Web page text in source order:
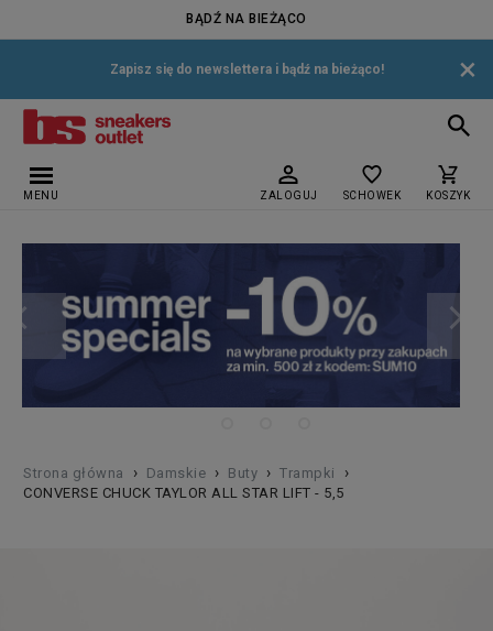
BĄDŹ NA BIEŻĄCO
Zapisz się do newslettera i bądź na bieżąco! ×
MENU ZALOGUJ SCHOWEK KOSZYK
Strona główna › Damskie › Buty › Trampki ›
CONVERSE CHUCK TAYLOR ALL STAR LIFT - 5,5